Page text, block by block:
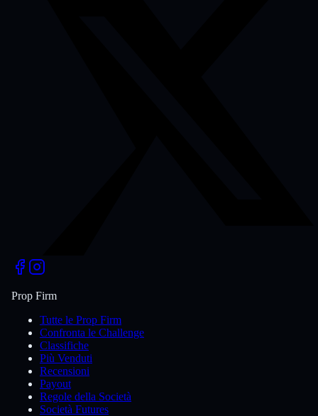
Prop Firm
Tutte le Prop Firm
Confronta le Challenge
Classifiche
Più Venduti
Recensioni
Payout
Regole della Società
Società Futures